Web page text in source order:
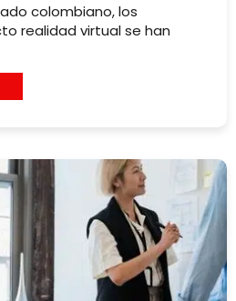
colombiano, los
realidad virtual se han